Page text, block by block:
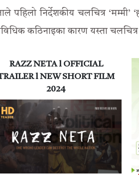
पहिलो निर्देशकीय चलचित्र
कठिनाइका कारण यस्ता
RAZZ NETA l OFFICIAL
l NEW SHORT FILM
2024